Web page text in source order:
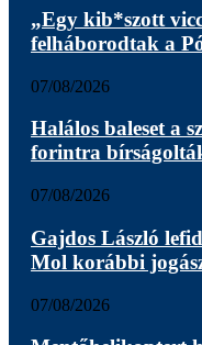
„Egy kib*szott
felháborodtak a
07/08/2026
Halálos baleset a
forintra
07/08/2026
Gajdos László
Mol korábbi
07/08/2026